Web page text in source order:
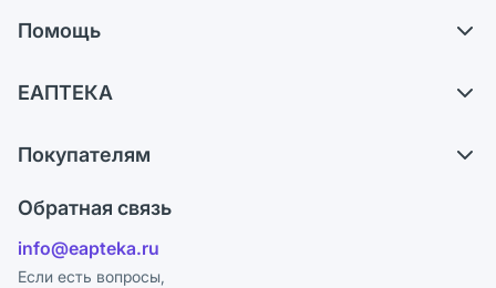
Помощь
Обмен и возврат
Блог
ЕАПТЕКА
Карьера
Поставщики
Лицензия
Реклама на сайте
Покупателям
Программа СберСпасибо
Обратная связь
info@eapteka.ru
Если есть вопросы,